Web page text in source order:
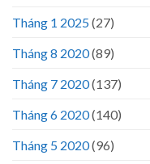
Tháng 1 2025(27)
Tháng 8 2020(89)
Tháng 7 2020(137)
Tháng 6 2020(140)
Tháng 5 2020(96)